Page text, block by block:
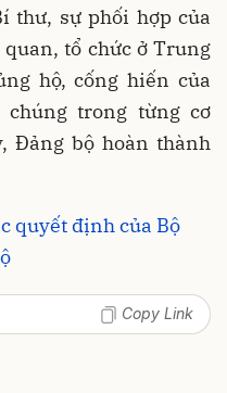
thư, sự phối hợp của
quan, tổ chức ở Trung
hộ, cống hiến của
trong từng cơ
Đảng bộ hoàn thành
quyết định của Bộ
Copy Link